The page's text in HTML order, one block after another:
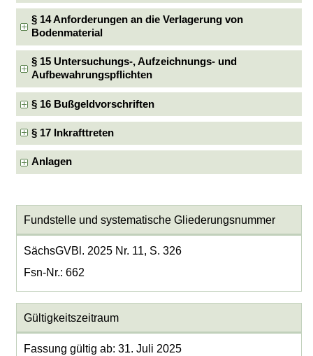
§ 14 Anforderungen an die Verlagerung von
Bodenmaterial
§ 15 Untersuchungs-, Aufzeichnungs- und
Aufbewahrungspflichten
§ 16 Bußgeldvorschriften
§ 17 Inkrafttreten
Anlagen
Fundstelle und systematische Gliederungsnummer
SächsGVBl. 2025 Nr. 11, S. 326
Fsn-Nr.: 662
Gültigkeitszeitraum
Fassung gültig ab: 31. Juli 2025